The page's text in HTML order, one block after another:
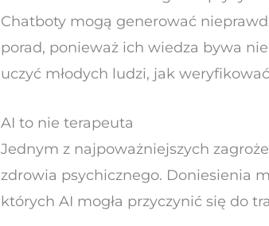
Chatboty mogą generować
porad, ponieważ ich wiedza bywa
uczyć młodych ludzi, jak
AI to nie terapeuta
Jednym z najpoważniejszych
zdrowia psychicznego. Doniesienia
których AI mogła przyczynić się do